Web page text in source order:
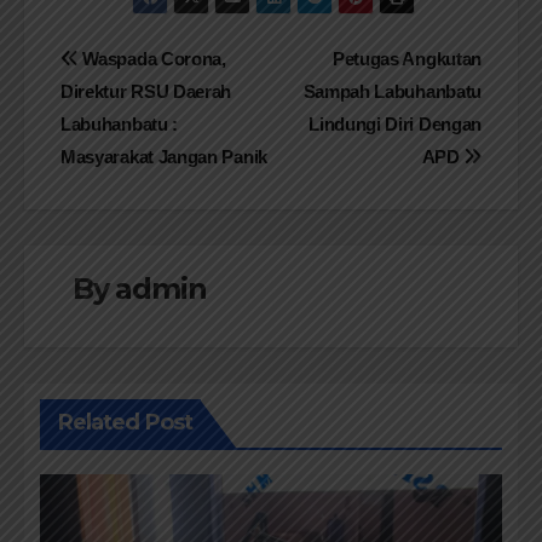
Navigasi
pos
Petugas Angkutan
Sampah Labuhanbatu
Lindungi Diri Dengan
APD
Waspada Corona,
Direktur RSU Daerah
Labuhanbatu :
Masyarakat Jangan Panik
Byadmin
Related Post